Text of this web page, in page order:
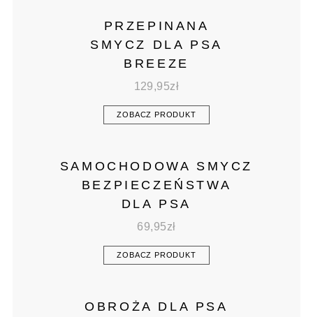
PRZEPINANA
SMYCZ DLA PSA
BREEZE
129,95zł
ZOBACZ PRODUKT
SAMOCHODOWA SMYCZ
BEZPIECZEŃSTWA
DLA PSA
69,95zł
ZOBACZ PRODUKT
OBROŻA DLA PSA